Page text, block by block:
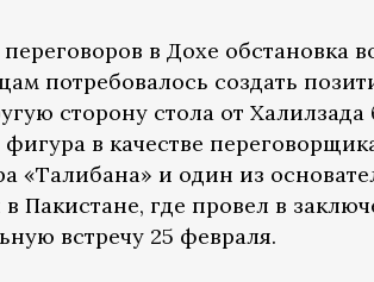
в Дохе обстановка
потребовалось создать
сторону стола от Халилзада
в качестве
«Талибана» и один из
Пакистане, где провел в
встречу 25 февраля.